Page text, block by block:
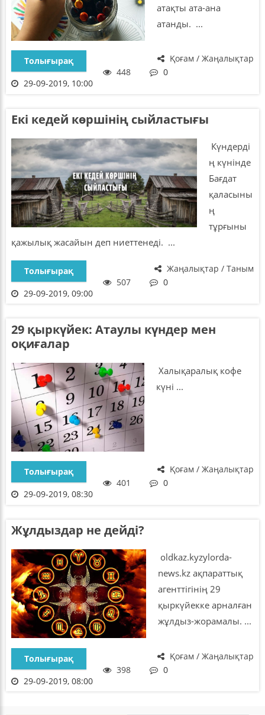
атақты ата-ана
атанды. ...
Қоғам / Жаңалықтар
Толығырақ
448
0
29-09-2019, 10:00
Екі кедей көршінің сыйластығы
Күндерді
ң күнінде
Бағдат
қаласыны
ң
тұрғыны
қажылық жасайын деп ниеттенеді. ...
Жаңалықтар / Таным
Толығырақ
507
0
29-09-2019, 09:00
29 қыркүйек: Атаулы күндер мен
оқиғалар
Халықаралық кофе
күні ...
Қоғам / Жаңалықтар
Толығырақ
401
0
29-09-2019, 08:30
Жұлдыздар не дейді?
oldkaz.kyzylorda-
news.kz ақпараттық
агенттігінің 29
қыркүйекке арналған
жұлдыз-жорамалы. ...
Қоғам / Жаңалықтар
Толығырақ
398
0
29-09-2019, 08:00